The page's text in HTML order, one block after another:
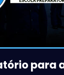
para a